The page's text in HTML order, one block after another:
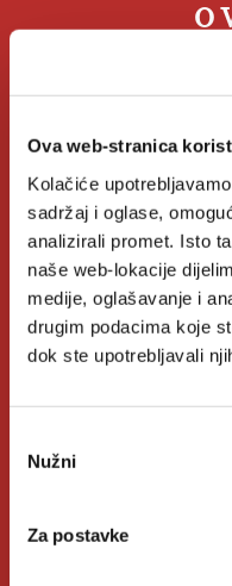
Ova web-stranica
Kolačiće
sadržaj i oglase,
analizirali promet. Isto
naše web-lokacije
medije, oglašavanje i
drugim podacima koje
dok ste upotrebljavali
pristanka
Nužni
Za postavke
O